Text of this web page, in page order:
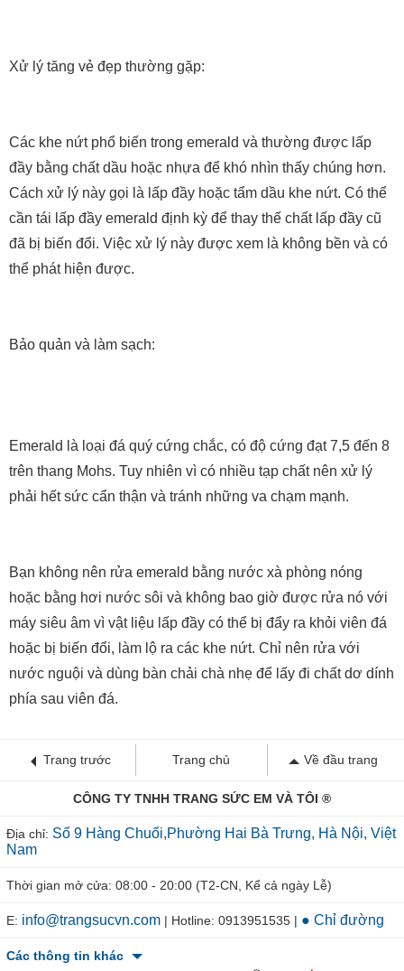
Xử lý tăng vẻ đẹp thường gặp:
Các khe nứt phổ biến trong emerald và thường được lấp
đầy bằng chất dầu hoặc nhựa để khó nhìn thấy chúng hơn.
Cách xử lý này gọi là lấp đầy hoặc tẩm dầu khe nứt. Có thể
cần tái lấp đầy emerald định kỳ để thay thế chất lấp đầy cũ
đã bị biến đổi. Việc xử lý này được xem là không bền và có
thể phát hiện được.
Bảo quản và làm sạch:
Emerald là loại đá quý cứng chắc, có độ cứng đạt 7,5 đến 8
trên thang Mohs. Tuy nhiên vì có nhiều tạp chất nên xử lý
phải hết sức cẩn thận và tránh những va chạm mạnh.
Bạn không nên rửa emerald bằng nước xà phòng nóng
hoặc bằng hơi nước sôi và không bao giờ được rửa nó với
máy siêu âm vì vật liệu lấp đầy có thể bị đẩy ra khỏi viên đá
hoặc bị biến đổi, làm lộ ra các khe nứt. Chỉ nên rửa với
nước nguội và dùng bàn chải chà nhẹ để lấy đi chất dơ dính
phía sau viên đá.
Trang trước Trang chủ Về đầu trang
CÔNG TY TNHH TRANG SỨC EM VÀ TÔI ®
Địa chỉ: Số 9 Hàng Chuối,Phường Hai Bà Trưng, Hà Nội, Việt
Nam
Thời gian mở cửa: 08:00 - 20:00 (T2-CN, Kể cả ngày Lễ)
E: info@trangsucvn.com | Hotline: 0913951535 | ● Chỉ đường
Các thông tin khác